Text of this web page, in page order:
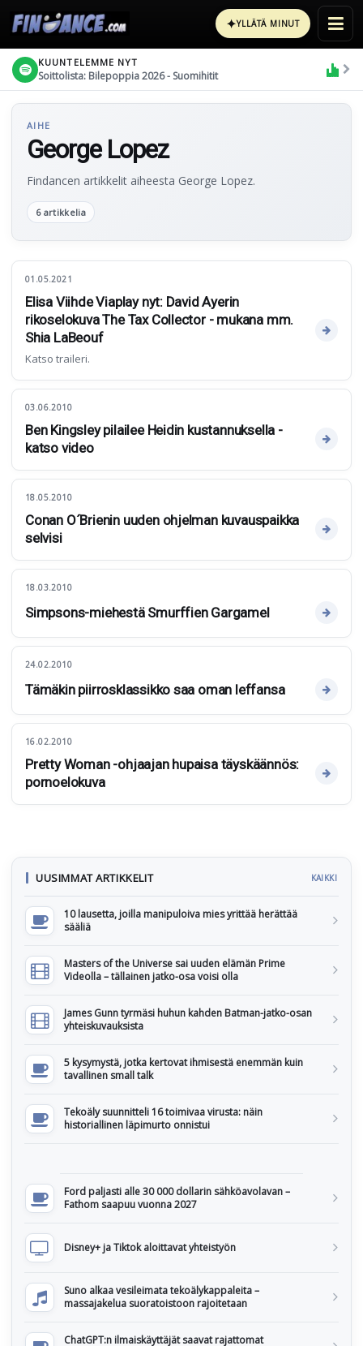
✦YLLÄTÄ MINUT
KUUNTELEMME NYT
Soittolista: Bilepoppia 2026 - Suomihitit
AIHE
George Lopez
Findancen artikkelit aiheesta George Lopez.
6 artikkelia
01.05.2021
Elisa Viihde Viaplay nyt: David Ayerin
rikoselokuva The Tax Collector - mukana mm.
Shia LaBeouf
Katso traileri.
03.06.2010
Ben Kingsley pilailee Heidin kustannuksella -
katso video
18.05.2010
Conan O´Brienin uuden ohjelman kuvauspaikka
selvisi
18.03.2010
Simpsons-miehestä Smurffien Gargamel
24.02.2010
Tämäkin piirrosklassikko saa oman leffansa
16.02.2010
Pretty Woman -ohjaajan hupaisa täyskäännös:
pornoelokuva
UUSIMMAT ARTIKKELIT KAIKKI
10 lausetta, joilla manipuloiva mies yrittää herättää
sääliä
Masters of the Universe sai uuden elämän Prime
Videolla – tällainen jatko-osa voisi olla
James Gunn tyrmäsi huhun kahden Batman-jatko-osan
yhteiskuvauksista
5 kysymystä, jotka kertovat ihmisestä enemmän kuin
tavallinen small talk
Tekoäly suunnitteli 16 toimivaa virusta: näin
historiallinen läpimurto onnistui
Ford paljasti alle 30 000 dollarin sähköavolavan –
Fathom saapuu vuonna 2027
Disney+ ja Tiktok aloittavat yhteistyön
Suno alkaa vesileimata tekoälykappaleita –
massajakelua suoratoistoon rajoitetaan
ChatGPT:n ilmaiskäyttäjät saavat rajattomat